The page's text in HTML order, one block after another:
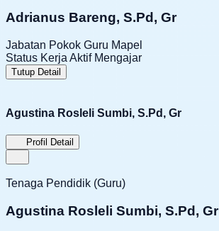
Adrianus Bareng, S.Pd, Gr
Jabatan Pokok Guru Mapel
Status Kerja Aktif Mengajar
Tutup Detail
Agustina Rosleli Sumbi, S.Pd, Gr
Profil Detail
Tenaga Pendidik (Guru)
Agustina Rosleli Sumbi, S.Pd, Gr